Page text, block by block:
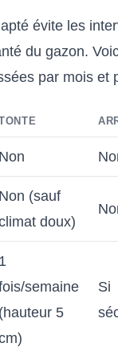
évite les
du gazon.
par mois et
Non
Non (sauf
doux)
1
semaine
(hauteur 5
Si